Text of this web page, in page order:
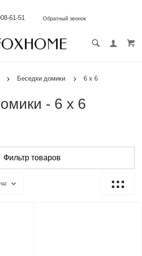
61-51 Обратный звонок
Беседки домики 6 х 6
- 6 х 6
Фильтр товаров